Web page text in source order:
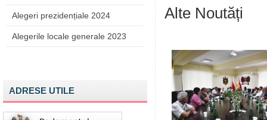
Alegeri prezidențiale 2024
Alegerile locale generale 2023
ADRESE UTILE
Alte Noutăți